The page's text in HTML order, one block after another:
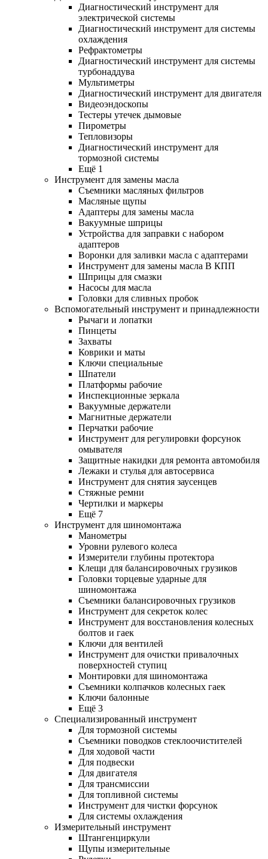
Диагностический инструмент для
электрической системы
Диагностический инструмент для системы
охлаждения
Рефрактометры
Диагностический инструмент для системы
турбонаддува
Мультиметры
Диагностический инструмент для двигателя
Видеоэндоскопы
Тестеры утечек дымовые
Пирометры
Тепловизоры
Диагностический инструмент для
тормозной системы
Ещё 1
Инструмент для замены масла
Съемники масляных фильтров
Масляные щупы
Адаптеры для замены масла
Вакуумные шприцы
Устройства для заправки с набором
адаптеров
Воронки для заливки масла с адаптерами
Инструмент для замены масла В КПП
Шприцы для смазки
Насосы для масла
Головки для сливных пробок
Вспомогательный инструмент и принадлежности
Рычаги и лопатки
Пинцеты
Захваты
Коврики и маты
Ключи специальные
Шпатели
Платформы рабочие
Инспекционные зеркала
Вакуумные держатели
Магнитные держатели
Перчатки рабочие
Инструмент для регулировки форсунок
омывателя
Защитные накидки для ремонта автомобиля
Лежаки и стулья для автосервиса
Инструмент для снятия заусенцев
Стяжные ремни
Чертилки и маркеры
Ещё 7
Инструмент для шиномонтажа
Манометры
Уровни рулевого колеса
Измерители глубины протектора
Клещи для балансировочных грузиков
Головки торцевые ударные для
шиномонтажа
Съемники балансировочных грузиков
Инструмент для секреток колес
Инструмент для восстановления колесных
болтов и гаек
Ключи для вентилей
Инструмент для очистки привалочных
поверхностей ступиц
Монтировки для шиномонтажа
Съемники колпачков колесных гаек
Ключи балонные
Ещё 3
Специализированный инструмент
Для тормозной системы
Съемники поводков стеклоочистителей
Для ходовой части
Для подвески
Для двигателя
Для трансмиссии
Для топливной системы
Инструмент для чистки форсунок
Для системы охлаждения
Измерительный инструмент
Штангенциркули
Щупы измерительные